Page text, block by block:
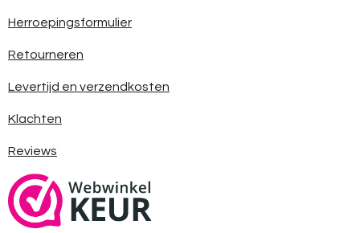
Herroepingsformulier
Retourneren
Levertijd en verzendkosten
Klachten
Reviews